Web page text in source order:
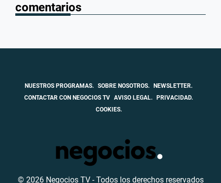
comentarios
NUESTROS PROGRAMAS. SOBRE NOSOTROS.
NEWSLETTER.
CONTACTAR CON NEGOCIOS TV AVISO LEGAL.
PRIVACIDAD.
COOKIES.
© 2026 Negocios TV - Todos los derechos reservados